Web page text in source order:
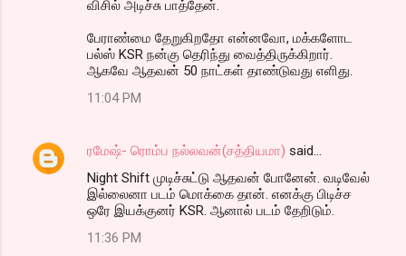
விசில் அடிச்சு பாத்தேன்.
பேராண்மை தேறுகிறதோ என்னவோ, மக்களோட
பல்ஸ் KSR நன்கு தெரிந்து வைத்திருக்கிறார்.
ஆகவே ஆதவன் 50 நாட்கள் தாண்டுவது எளிது.
11:04 PM
ரமேஷ்- ரொம்ப நல்லவன்(சத்தியமா) said…
Night Shift முடிச்சுட்டு ஆதவன் போனேன். வடிவேல்
இல்லைனா படம் மொக்கை தான். எனக்கு பிடிச்ச
ஒரே இயக்குனர் KSR. ஆனால் படம் தேறிடும்.
11:36 PM